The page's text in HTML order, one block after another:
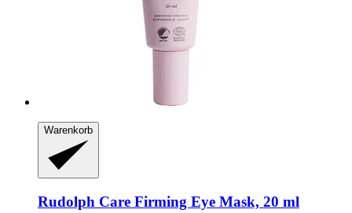
Warenkorb
Rudolph Care Firming Eye Mask, 20 ml